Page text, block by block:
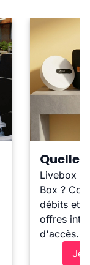
Quelle
Livebox ?
Box ?
débits et
offres
d'accès.
Je